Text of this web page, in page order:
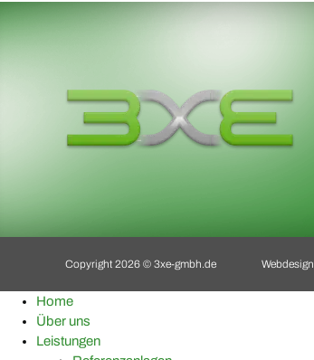
Copyright 2026 © 3xe-gmbh.de
Home
Über uns
Leistungen